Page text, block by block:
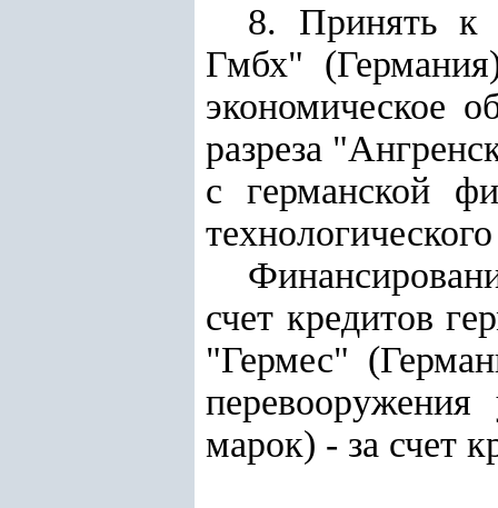
8. Принять к
Гмбх"
экономическое
разреза
с германской
счет кредитов
"Гермес"
марок) - за счет